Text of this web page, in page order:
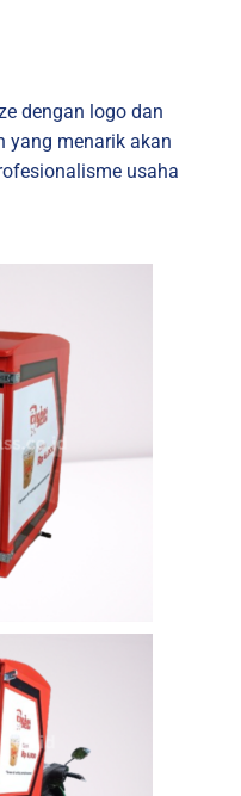
dengan logo dan
yang menarik akan
usaha